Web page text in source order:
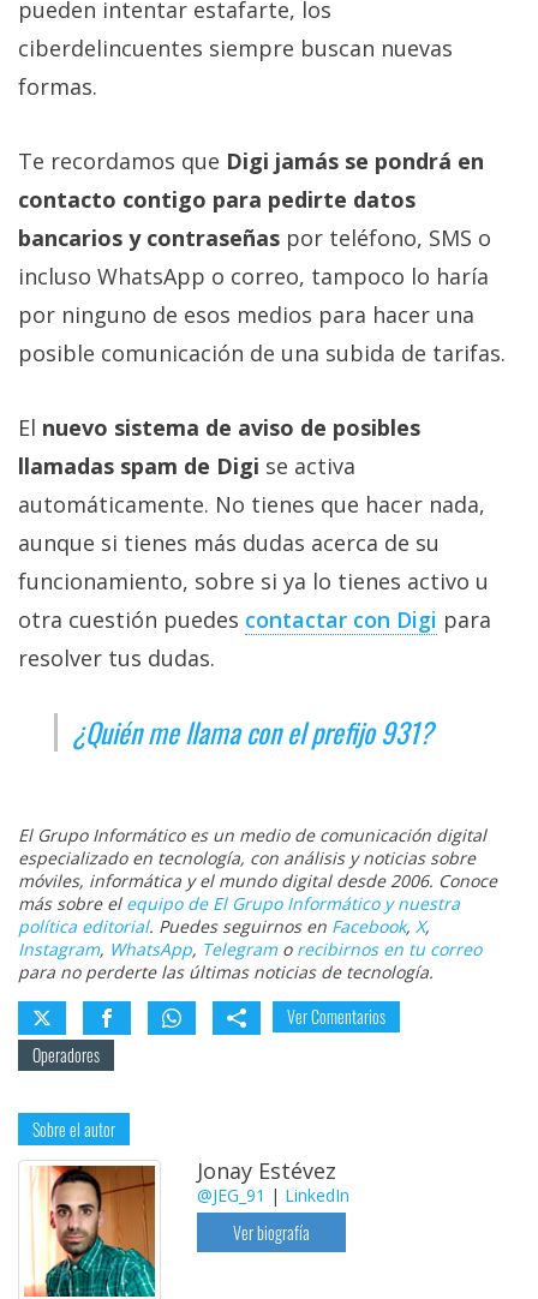
pueden intentar estafarte, los
ciberdelincuentes siempre buscan nuevas
formas.
Te recordamos que Digi jamás se pondrá en
contacto contigo para pedirte datos
bancarios y contraseñas por teléfono, SMS o
incluso WhatsApp o correo, tampoco lo haría
por ninguno de esos medios para hacer una
posible comunicación de una subida de tarifas.
El nuevo sistema de aviso de posibles
llamadas spam de Digi se activa
automáticamente. No tienes que hacer nada,
aunque si tienes más dudas acerca de su
funcionamiento, sobre si ya lo tienes activo u
otra cuestión puedes contactar con Digi‎ para
resolver tus dudas.
¿Quién me llama con el prefijo 931?
El Grupo Informático es un medio de comunicación digital
especializado en tecnología, con análisis y noticias sobre
móviles, informática y el mundo digital desde 2006. Conoce
más sobre el equipo de El Grupo Informático y nuestra
política editorial. Puedes seguirnos en Facebook, X,
Instagram, WhatsApp, Telegramo recibirnos en tu correo
para no perderte las últimas noticias de tecnología.
Ver Comentarios
Operadores
Sobre el autor
Jonay Estévez
@JEG_91 | LinkedIn
Ver biografía